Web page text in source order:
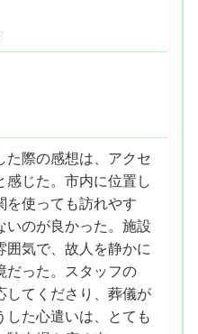
た際の感想は、アクセ
感じた。市内に位置し
を使っても訪れやす
いのが良かった。施設
囲気で、故人を静かに
だった。スタッフの
してくださり、葬儀が
した心遣いは、とても